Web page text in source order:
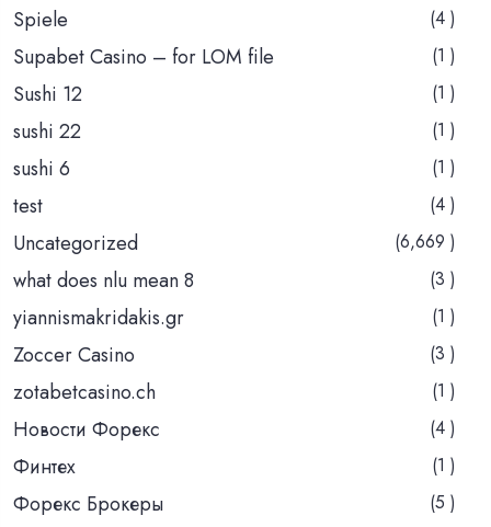
Spiele (4 )
Supabet Casino – for LOM file (1 )
Sushi 12 (1 )
sushi 22 (1 )
sushi 6 (1 )
test (4 )
Uncategorized (6,669 )
what does nlu mean 8 (3 )
yiannismakridakis.gr (1 )
Zoccer Casino (3 )
zotabetcasino.ch (1 )
Новости Форекс (4 )
Финтех (1 )
Форекс Брокеры (5 )